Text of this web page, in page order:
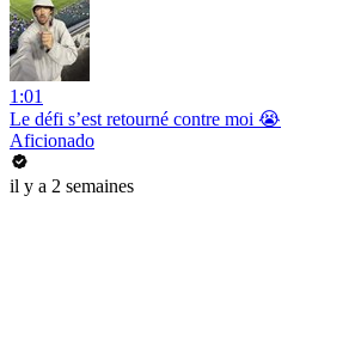
1:01
Le défi s’est retourné contre moi 😭
Aficionado
il y a 2 semaines